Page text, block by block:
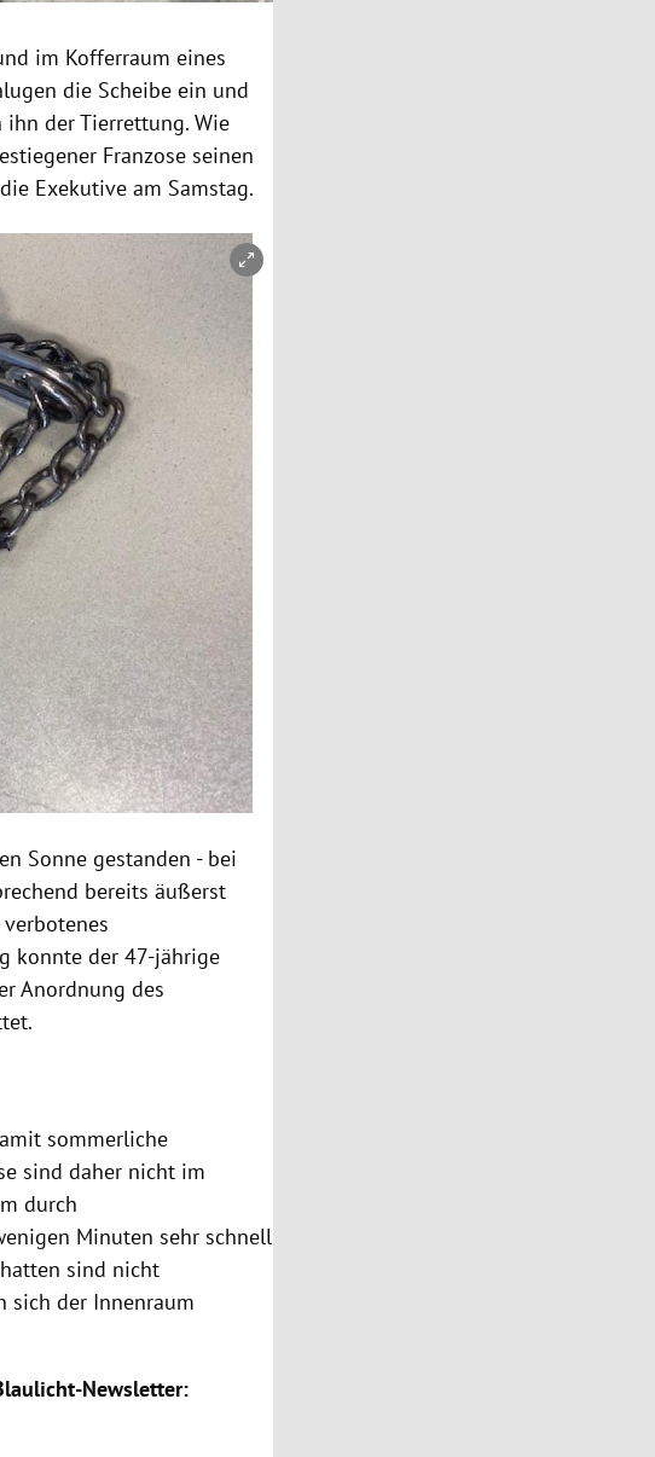
im Kofferraum eines
die Scheibe ein und
der Tierrettung. Wie
Franzose seinen
Exekutive am Samstag.
Sonne gestanden - bei
bereits äußerst
konnte der 47-jährige
Anordnung des
sommerliche
sind daher nicht im
durch
Minuten sehr schnell
sind nicht
sich der Innenraum
Newsletter: